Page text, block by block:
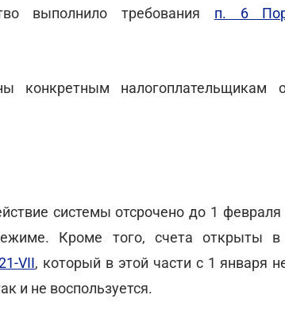
выполнило требования п. 6
конкретным налогоплательщикам
системы отсрочено до 1 февраля
Кроме того, счета открыты
VII, который в этой части с 1 января
и не воспользуется.